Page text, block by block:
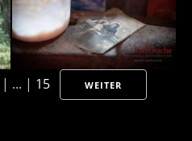
| ... | 15 WEITER